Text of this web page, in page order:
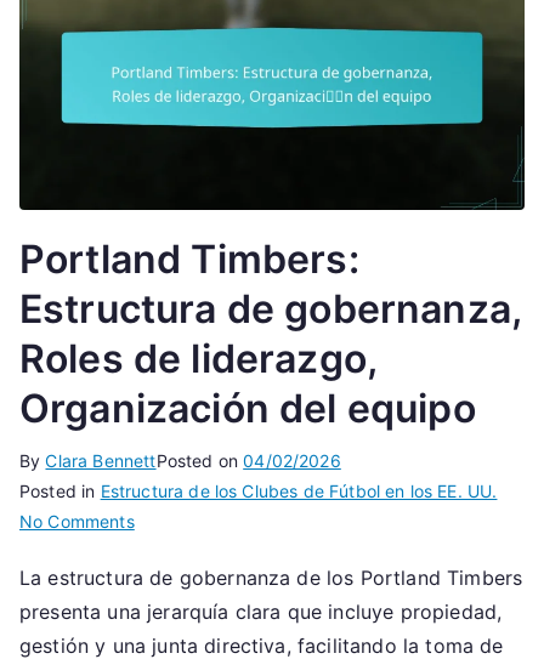
Portland Timbers:
Estructura de gobernanza,
Roles de liderazgo,
Organización del equipo
ByClara BennettPosted on04/02/2026
Posted in Estructura de los Clubes de Fútbol en los EE. UU.
No Commentson
Timbers:
Estructura
de
La estructura de gobernanza de los Portland Timbers
presenta una jerarquía clara que incluye propiedad,
gestión y una junta directiva, facilitando la toma de